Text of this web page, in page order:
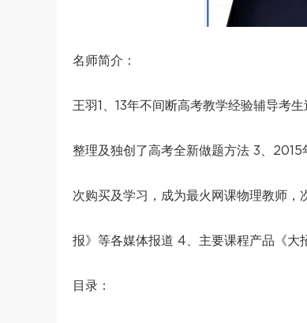
名师简介：
王羽1、13年不间断高考教学经验辅导考
整理及独创了高考全新做题方法 3、2015
次购买及学习，成为最火网课物理教师，
报》等各媒体报道 4、主要课程产品《大
目录：